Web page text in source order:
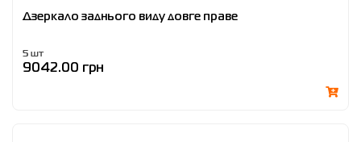
Дзеркало заднього виду довге праве
5 шт
9042.00 грн